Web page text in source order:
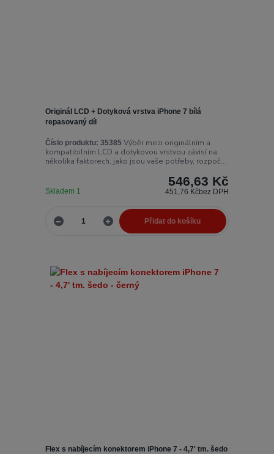
Originál LCD + Dotyková vrstva iPhone 7 bílá
repasovaný díl
Číslo produktu: 35385 Výběr mezi originálním a
kompatibilním LCD a dotykovou vrstvou závisí na
několika faktorech, jako jsou vaše potřeby, rozpoč...
546,63 Kč
451,76 Kčbez DPH
Skladem 1
Přidat do košíku
Flex s nabíjecím konektorem iPhone 7 - 4,7' tm. šedo